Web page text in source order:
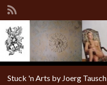
Stuck 'n Arts by Joerg Tausch